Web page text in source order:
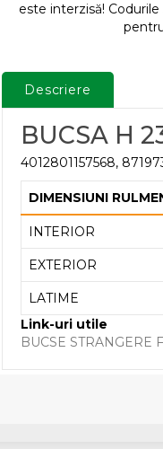
este interzisă!
Descriere
BUCSA H
4012801157568,
DIMENSIUNI
INTERIOR
EXTERIOR
LATIME
Link-uri utile
BUCSE STRANGERE